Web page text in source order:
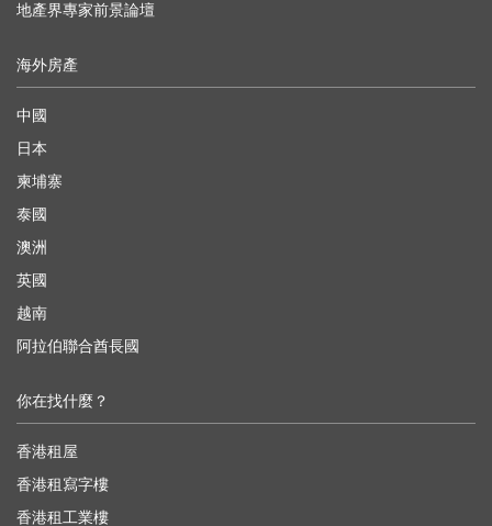
地產界專家前景論壇
海外房產
中國
日本
柬埔寨
泰國
澳洲
英國
越南
阿拉伯聯合酋長國
你在找什麼？
香港租屋
香港租寫字樓
香港租工業樓